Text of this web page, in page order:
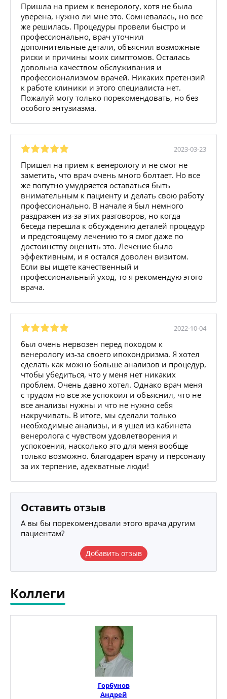
Пришла на прием к венерологу, хотя не была
уверена, нужно ли мне это. Сомневалась, но все
же решилась. Процедуры провели быстро и
профессионально, врач уточнил
дополнительные детали, объяснил возможные
риски и причины моих симптомов. Осталась
довольна качеством обслуживания и
профессионализмом врачей. Никаких претензий
к работе клиники и этого специалиста нет.
Пожалуй могу только порекомендовать, но без
особого энтузиазма.
2023-03-23
Пришел на прием к венерологу и не смог не
заметить, что врач очень много болтает. Но все
же попутно умудряется оставаться быть
внимательным к пациенту и делать свою работу
профессионально. В начале я был немного
раздражен из-за этих разговоров, но когда
беседа перешла к обсуждению деталей процедур
и предстоящему лечению то я смог даже по
достоинству оценить это. Лечение было
эффективным, и я остался доволен визитом.
Если вы ищете качественный и
профессиональный уход, то я рекомендую этого
врача.
2022-10-04
был очень нервозен перед походом к
венерологу из-за своего ипохондризма. Я хотел
сделать как можно больше анализов и процедур,
чтобы убедиться, что у меня нет никаких
проблем. Очень давно хотел. Однако врач меня
с трудом но все же успокоил и объяснил, что не
все анализы нужны и что не нужно себя
накручивать. В итоге, мы сделали только
необходимые анализы, и я ушел из кабинета
венеролога с чувством удовлетворения и
успокоения, насколько это для меня вообще
только возможно. благодарен врачу и персоналу
за их терпение, адекватные люди!
Оставить отзыв
А вы бы порекомендовали этого врача другим
пациентам?
Добавить отзыв
Коллеги
Горбунов
Андрей